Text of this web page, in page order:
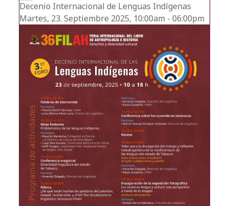
Decenio Internacional de Lenguas Indígenas
Martes, 23. Septiembre 2025, 10:00am - 06:00pm